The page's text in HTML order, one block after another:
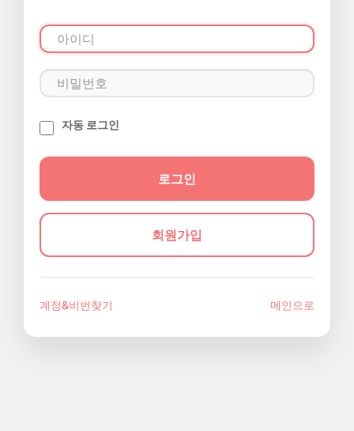
자동 로그인
회원가입
계정&비번찾기 메인으로